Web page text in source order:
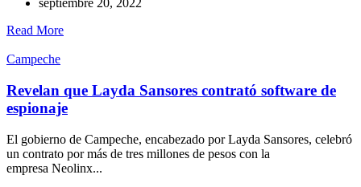
septiembre 20, 2022
Read More
Campeche
Revelan que Layda Sansores contrató software de
espionaje
El gobierno de Campeche, encabezado por Layda Sansores, celebró
un contrato por más de tres millones de pesos con la
empresa Neolinx...